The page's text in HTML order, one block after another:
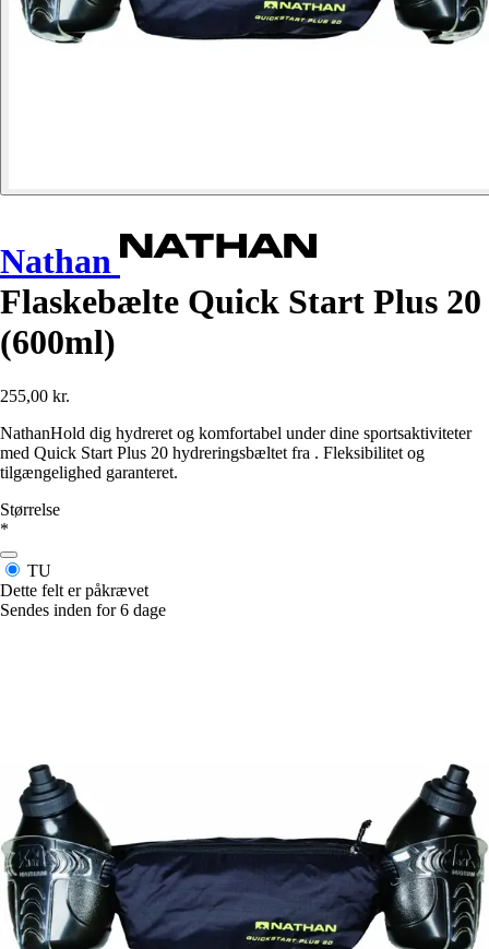
Nathan
Flaskebælte Quick Start Plus 20
(600ml)
255,00 kr.
NathanHold dig hydreret og komfortabel under dine sportsaktiviteter
med Quick Start Plus 20 hydreringsbæltet fra . Fleksibilitet og
tilgængelighed garanteret.
Størrelse
*
TU
Dette felt er påkrævet
Sendes inden for 6 dage